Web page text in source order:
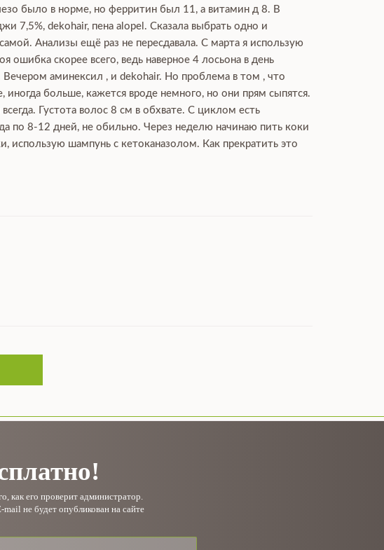
было в норме, но ферритин был 11, а витамин д 8. В
7,5%, dekohair, пена alopel. Сказала выбрать одно и
Анализы ещё раз не пересдавала. С марта я использую
ошибка скорее всего, ведь наверное 4 лосьона в день
аминексил , и dekohair. Но проблема в том , что
больше, кажется вроде немного, но они прям сыпятся.
Густота волос 8 см в обхвате. С циклом есть
по 8-12 дней, не обильно. Через неделю начинаю пить коки
использую шампунь с кетоканазолом. Как прекратить это
как его проверит администратор.
не будет опубликован на сайте